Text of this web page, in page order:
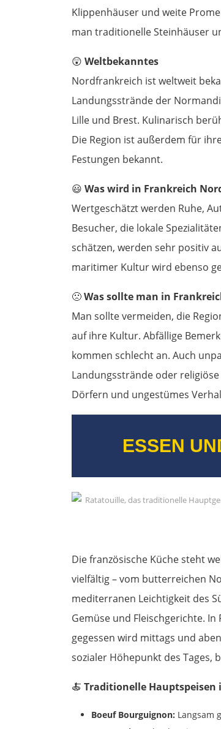
Klippenhäuser und weite
man traditionelle Steinhäuser
😲 Weltbekanntes
Nordfrankreich ist weltweit
Landungsstrände der
Lille und Brest. Kulinarisch
Die Region ist außerdem für
Festungen bekannt.
😃 Was wird in Frankreich
Wertgeschätzt werden Ruhe,
Besucher, die lokale
schätzen, werden sehr positiv
maritimer Kultur wird ebenso
🙁Was sollte man in
Man sollte vermeiden, die
auf ihre Kultur. Abfällige
kommen schlecht an. Auch
Landungsstrände oder
Dörfern und ungestümes
ESSEN
Die französische Küche steht
vielfältig – vom butterreichen
mediterranen Leichtigkeit des
Gemüse und Fleischgerichte.
gegessen wird mittags und
sozialer Höhepunkt des Tages,
🍝 Traditionelle Hauptspeisen
Boeuf Bourguignon: Langsam